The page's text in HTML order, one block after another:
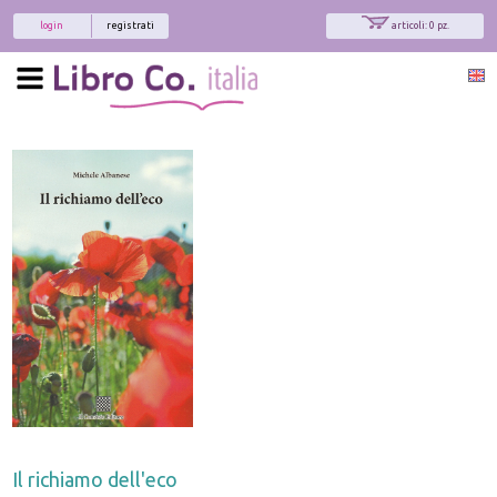
articoli: 0 pz.
registrati
login
Il richiamo dell'eco